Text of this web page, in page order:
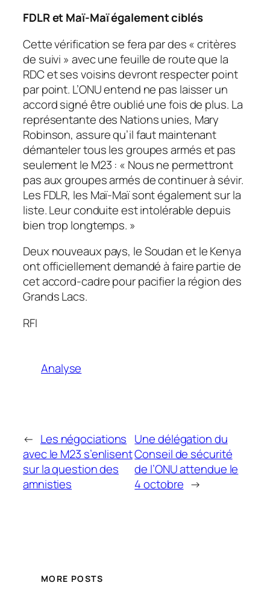
FDLR et Maï-Maï également ciblés
Cette vérification se fera par des «critères
de suivi » avec une feuille de route que la
RDC et ses voisins devront respecter point
par point. L’ONU entend ne pas laisser un
accord signé être oublié une fois de plus. La
représentante des Nations unies, Mary
Robinson, assure qu’il faut maintenant
démanteler tous les groupes armés et pas
seulement le M23 : « Nous ne permettront
pas aux groupes armés de continuer à sévir.
Les FDLR, les Maï-Maï sont également sur la
liste. Leur conduite est intolérable depuis
bien trop longtemps. »
Deux nouveaux pays, le Soudan et le Kenya
ont officiellement demandé à faire partie de
cet accord-cadre pour pacifier la région des
Grands Lacs.
RFI
Analyse
← Les négociations
avec le M23 s’enlisent
sur la question des
amnisties
Une délégation du
Conseil de sécurité
de l’ONU attendue le
4 octobre →
MORE POSTS